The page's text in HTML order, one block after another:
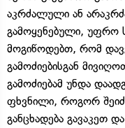
აკრძალული ან
გამოყენებული, უფრო
მოგიწოდებთ, რომ
გამოძიებისგან
გამოძიებამ უნდა
ფხვნილი, როგორ
განცხადება გავაკეთ